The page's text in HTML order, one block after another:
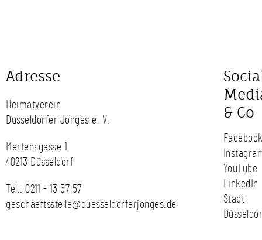
Adresse
Heimatverein
Düsseldorfer Jonges e. V.
Mertensgasse 1
40213 Düsseldorf
Tel.: 0211 - 13 57 57
geschaeftsstelle@duesseldorferjonges.de
& Co
YouTube
LinkedIn
Stadt